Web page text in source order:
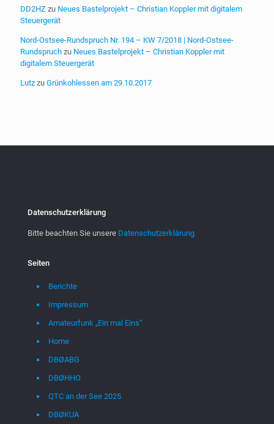
DD2HZ zu Neues Bastelprojekt – Christian Koppler mit digitalem
Steuergerät
Nord-Ostsee-Rundspruch Nr. 194 – KW 7/2018 | Nord-Ostsee-
Rundspruch zu Neues Bastelprojekt – Christian Koppler mit
digitalem Steuergerät
Lutz zu Grünkohlessen am 29.10.2017
Datenschutzerklärung
Bitte beachten Sie unsere Datenschutzerklärung
Seiten
Berichte
Impressum
Amateurfunk „Ein mal Eins“
Home
DBØABG
DBØHHO
QTC an der See 2025
DBØKUA